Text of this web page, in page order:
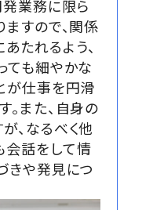
発業務に限ら
すので、関係
たれるよう、
ても細やかな
が仕事を円滑
また、自身の
、なるべく他
話をして情
きや発見につ